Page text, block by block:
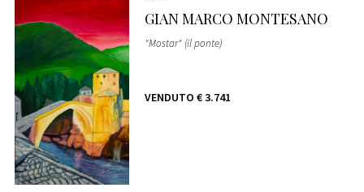
GIAN MARCO MONTESANO
"Mostar" (il ponte)
VENDUTO € 3.741